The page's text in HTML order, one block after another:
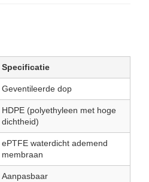
Specificatie
Geventileerde dop
HDPE (polyethyleen met hoge
dichtheid)
ePTFE waterdicht ademend
membraan
Aanpasbaar